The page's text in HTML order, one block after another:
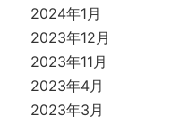
2024年1月
2023年12月
2023年11月
2023年4月
2023年3月